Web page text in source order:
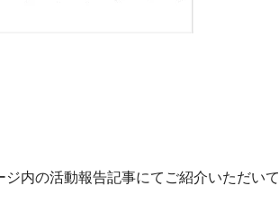
内の活動報告記事にてご紹介いただいて